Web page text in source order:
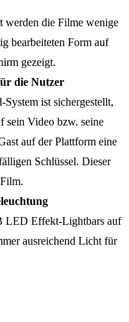
werden die Filme wenige
bearbeiteten Form auf
gezeigt.
die Nutzer
ist sichergestellt,
sein Video bzw. seine
auf der Plattform eine
Schlüssel. Dieser
LED Effekt-Lightbars auf
ausreichend Licht für